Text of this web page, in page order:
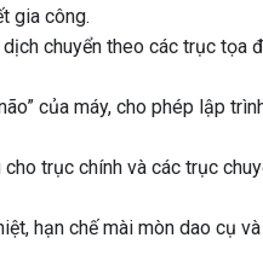
gia công.
chuyển theo các trục tọa
của máy, cho phép lập
trục chính và các trục
hạn chế mài mòn dao cụ